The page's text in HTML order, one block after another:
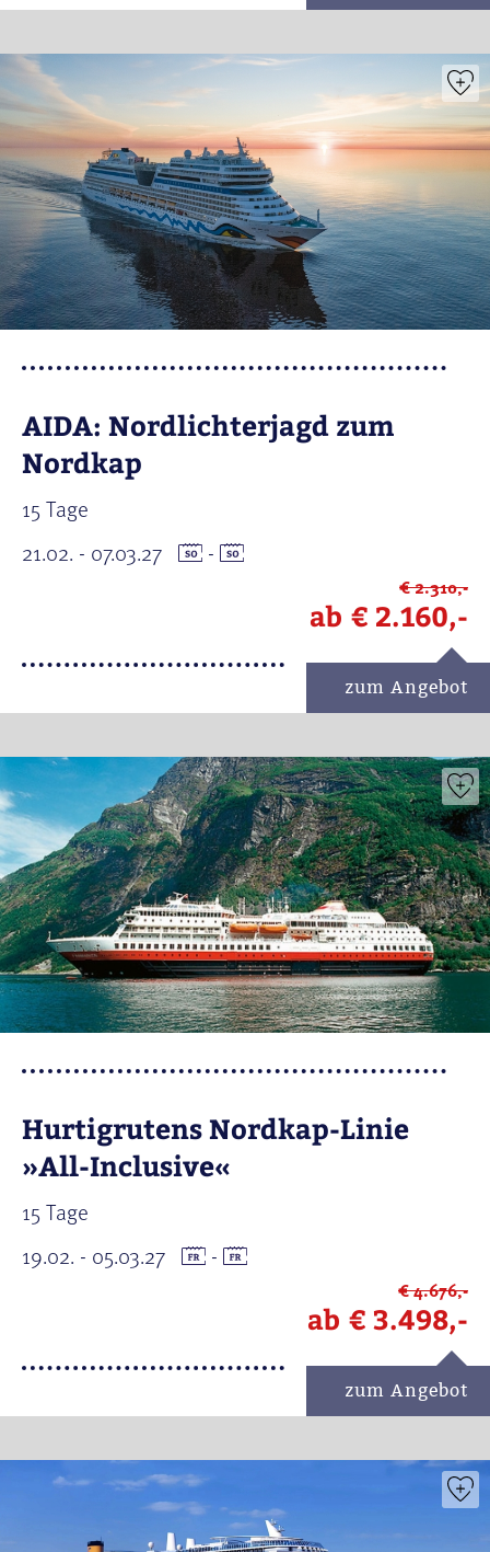
AIDA: Nordlichterjagd zum
Nordkap
15 Tage
21.02. - 07.03.27
-
€ 2.310,-
ab € 2.160,-
zum Angebot
Hurtigrutens Nordkap-Linie
»All-Inclusive«
15 Tage
19.02. - 05.03.27
-
€ 4.676,-
ab € 3.498,-
zum Angebot